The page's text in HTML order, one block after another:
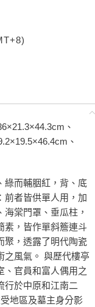
、
、
綠而輔胭紅，背、底
前者皆供單人用，加
棠門罩、垂瓜柱，
素，皆作單斜簷連斗
聚，透露了明代陶瓷
之風氣。 與歷代樓亭
、官員和富人偶用之
行於中原和江南二
地區及墓主身分影